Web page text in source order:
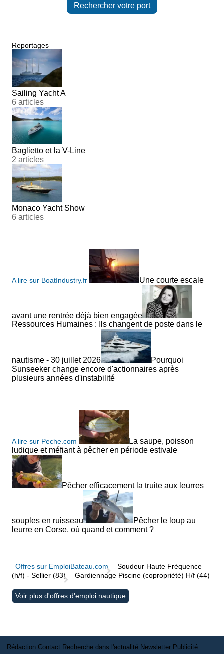
Rechercher votre port
Reportages
Sailing Yacht A
6 articles
Baglietto et la V-Line
2 articles
Monaco Yacht Show
6 articles
A lire sur BoatIndustry.fr Une courte escale
avant une rentrée déjà bien engagée
Ressources Humaines : Ils changent de poste dans le
nautisme - 30 juillet 2026
Pourquoi
Sunseeker change encore d'actionnaires après
plusieurs années d'instabilité
A lire sur Peche.com
La saupe, poisson
ludique et méfiant à pêcher en période estivale
Pêcher efficacement la truite aux leurres
souples en ruisseau
Pêcher le loup au
leurre en Corse, où quand et comment ?
Offres sur EmploiBateau.com
Soudeur Haute Fréquence
(h/f) - Sellier (83)
Gardiennage Piscine (copropriété) H/f (44)
Voir plus d'offres d'emploi nautique
Rédaction Contact Recherche dans l'actualité Newsletter Publicité